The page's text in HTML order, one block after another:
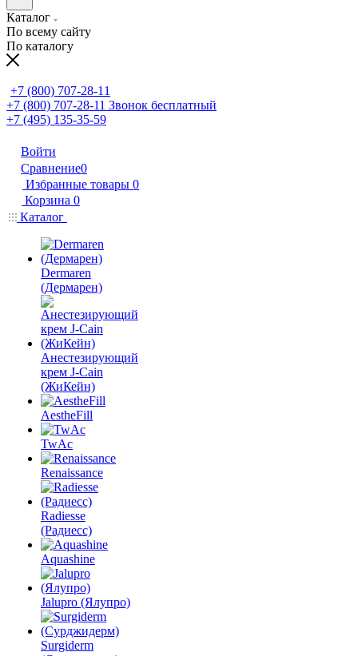
Каталог
По всему сайту
По каталогу
+7 (800) 707-28-11
+7 (800) 707-28-11 Звонок бесплатный
+7 (495) 135-35-59
Войти
Сравнение0
Избранные товары 0
Корзина 0
Каталог
Dermaren
(Дермарен)
Анестезирующий
крем J-Cain
(ЖиКейн)
AestheFill
TwAc
Renaissance
Radiesse
(Радиесс)
Aquashine
Jalupro (Ялупро)
Surgiderm